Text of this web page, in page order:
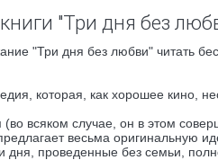
"Три дня без
"Три дня без любви" читать
которая, как хорошее кино,
всяком случае, он в этом
весьма оригинальную
дня, проведенные без семьи,